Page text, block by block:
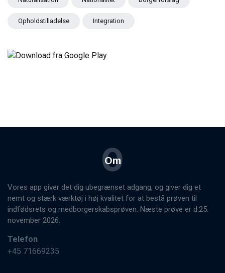
Opholdstilladelse Integration
Om
O
Vores app giver det dig ubegrænset adgang, og giver dig et
nemt og stærk værktøj i høj kvalitet for at bestå prøven til
indfødsrets og medborgerskabsprøven. Næste prøve er d.25.
november 2026.
Telefon
+45 71669235